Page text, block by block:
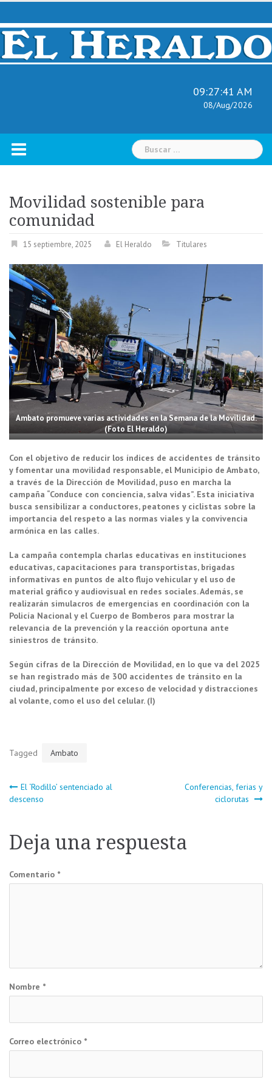
Skip
content
09:27:42 AM
08/Aug/2026
Buscar:
Movilidad sostenible para
comunidad
15 septiembre, 2025 El Heraldo Titulares
Ambato promueve varias actividades en la Semana de la Movilidad.
(Foto El Heraldo)
Con el objetivo de reducir los índices de accidentes de tránsito
y fomentar una movilidad responsable, el Municipio de Ambato,
a través de la Dirección de Movilidad, puso en marcha la
campaña “Conduce con conciencia, salva vidas”. Esta iniciativa
busca sensibilizar a conductores, peatones y ciclistas sobre la
importancia del respeto a las normas viales y la convivencia
armónica en las calles.
La campaña contempla charlas educativas en instituciones
educativas, capacitaciones para transportistas, brigadas
informativas en puntos de alto flujo vehicular y el uso de
material gráfico y audiovisual en redes sociales. Además, se
realizarán simulacros de emergencias en coordinación con la
Policía Nacional y el Cuerpo de Bomberos para mostrar la
relevancia de la prevención y la reacción oportuna ante
siniestros de tránsito.
Según cifras de la Dirección de Movilidad, en lo que va del 2025
se han registrado más de 300 accidentes de tránsito en la
ciudad, principalmente por exceso de velocidad y distracciones
al volante, como el uso del celular. (I)
Tagged Ambato
Navegación
entradas
El ‘Rodillo’ sentenciado al
descenso
Conferencias, ferias y
ciclorutas
Deja una respuesta
Comentario *
Nombre *
Correo electrónico *